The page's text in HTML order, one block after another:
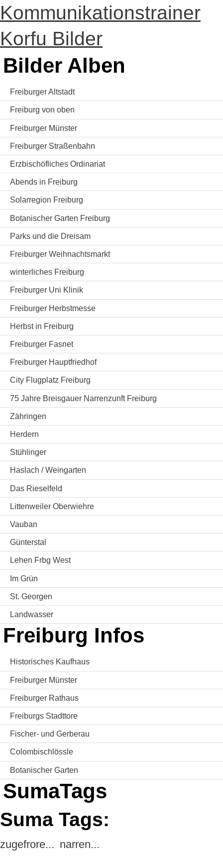
Kommunikationstrainer
Korfu Bilder
Bilder Alben
Freiburger Altstadt
Freiburg von oben
Freiburger Münster
Freiburger Straßenbahn
Erzbischöfliches Ordinariat
Abends in Freiburg
Solarregion Freiburg
Botanischer Garten Freiburg
Parks und die Dreisam
Freiburger Weihnachtsmarkt
winterliches Freiburg
Freiburger Uni Klinik
Freiburger Herbstmesse
Herbst in Freiburg
Freiburger Fasnet
Freiburger Hauptfriedhof
City Flugplatz Freiburg
75 Jahre Breisgauer Narrenzunft Freiburg
Zähringen
Herdern
Stühlinger
Haslach / Weingarten
Das Rieselfeld
Littenweiler Oberwiehre
Vauban
Günterstal
Lehen Frbg West
Im Grün
St. Georgen
Landwasser
Freiburg Infos
Historisches Kaufhaus
Freiburger Münster
Freiburger Rathaus
Freiburgs Stadttore
Fischer- und Gerberau
Colombischlössle
Botanischer Garten
SumaTags
Suma Tags:
zugefrore... narren...